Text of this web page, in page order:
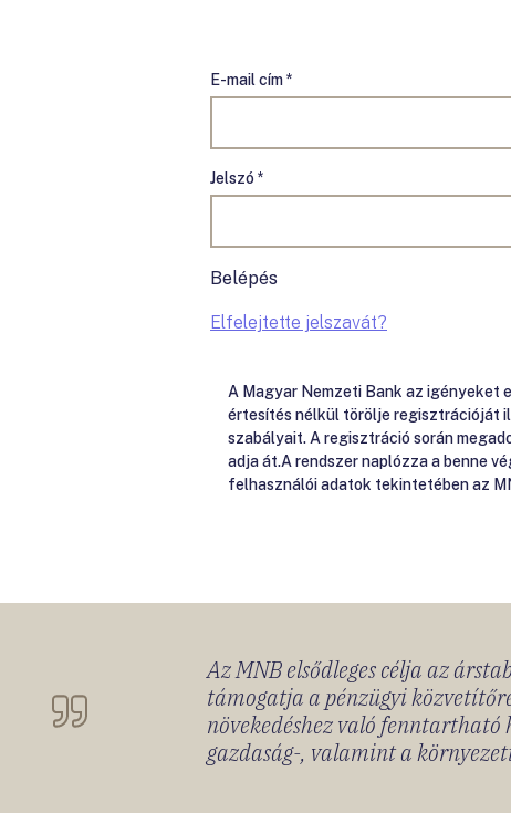
E-mail cím *
Jelszó *
Belépés
Elfelejtette jelszavát?
A Magyar Nemzeti Bank az igényeket
értesítés nélkül törölje regisztrációját
szabályait. A regisztráció során
adja át.A rendszer naplózza a benne
felhasználói adatok tekintetében az
Az MNB elsődleges célja az
támogatja a pénzügyi
növekedéshez való
gazdaság-, valamint a